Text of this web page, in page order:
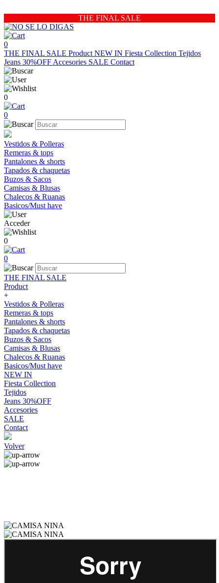
THE FINAL SALE
0
THE FINAL SALE Product NEW IN Fiesta Collection Tejidos
Jeans 30%OFF Accesories SALE Contact
0
0
Vestidos & Polleras
Remeras & tops
Pantalones & shorts
Tapados & chaquetas
Buzos & Sacos
Camisas & Blusas
Chalecos & Ruanas
Basicos/Must have
Acceder
0
0
THE FINAL SALE
Product
+
Vestidos & Polleras
Remeras & tops
Pantalones & shorts
Tapados & chaquetas
Buzos & Sacos
Camisas & Blusas
Chalecos & Ruanas
Basicos/Must have
NEW IN
Fiesta Collection
Tejidos
Jeans 30%OFF
Accesories
SALE
Contact
Volver